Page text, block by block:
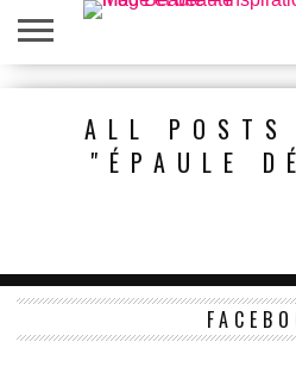
ACCUEIL
ALL POSTS
"ÉPAULE